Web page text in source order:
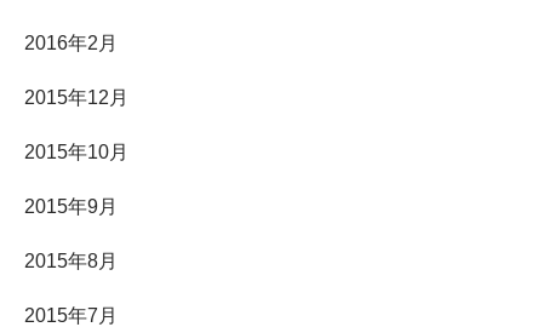
2016年2月
2015年12月
2015年10月
2015年9月
2015年8月
2015年7月